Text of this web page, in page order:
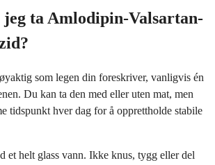
ta Amlodipin-Valsartan-
som legen din foreskriver, vanligvis én
Du kan ta den med eller uten mat, men
tidspunkt hver dag for å opprettholde stabile
et helt glass vann. Ikke knus, tygg eller del